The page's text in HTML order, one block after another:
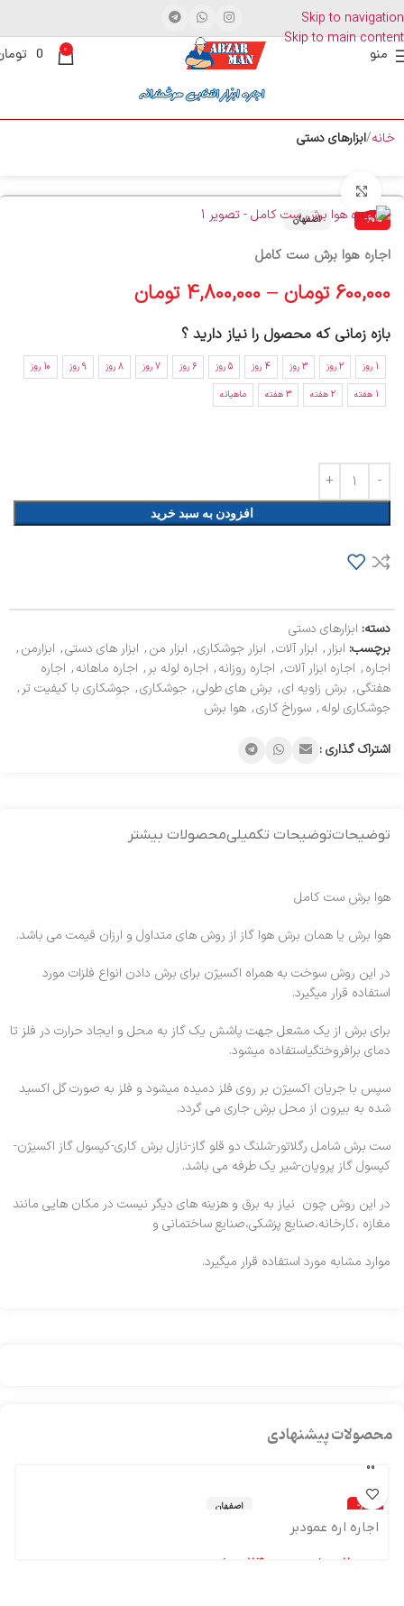
Skip to navigation
Skip to main content
منو 0
0
خانه ابزارهای دستی
-60% اصفهان
برای بزرگنمایی کلیک کنید
اجاره هوا برش ست کامل
600,000 تومان –
4,800,000 تومان
بازه زمانی که محصول را نیاز دارید ؟
1 روز 2 روز 3 روز 4 روز 5 روز 6 روز 7 روز 8 روز 9 روز 10 روز
1 هفته 2 هفته 3 هفته ماهیانه
افزودن به سبد خرید
دسته: ابزارهای دستی
برچسب: ابزار , ابزار آلات, ابزار جوشکاری, ابزار من, ابزار های دستی, ابزارمن,
اجاره, اجاره ابزار آلات, اجاره روزانه, اجاره لوله بر , اجاره ماهانه, اجاره
هفتگی, برش زاویه ای, برش های طولی, جوشکاری, جوشکاری با کیفیت تر ,
جوشکاری لوله, سوراخ کاری, هوا برش
اشتراک گذاری :
توضیحاتتوضیحات تکمیلیمحصولات بیشتر
هوا برش ست کامل
هوا برش یا همان برش هوا گاز از روش های متداول و ارزان قیمت می باشد.
در این روش سوخت به همراه اکسیژن برای برش دادن انواع فلزات مورد
استفاده قرار میگیرد.
برای برش از یک مشعل جهت پاشش یک گاز به محل و ایجاد حرارت در فلز تا
دمای برافروختگیاستفاده میشود.
سپس با جریان اکسیژن بر روی فلز دمیده میشود و فلز به صورت گل اکسید
شده به بیرون از محل برش جاری می گردد.
ست برش شامل رگلاتور-شلنگ دو قلو گاز-نازل برش کاری-کپسول گاز اکسیژن-
کپسول گاز پروپان-شیر یک طرفه می باشد.
در این روش چون نیاز به برق و هزینه های دیگر نیست در مکان هایی مانند
مغازه ،کارخانه،صنایع پزشکی،صنایع ساختمانی و
موارد مشابه مورد استفاده قرار میگیرد.
محصولات پیشنهادی
-60% اصفهان
اجاره اره عمودبر
200,000 تومان 2,400,000 تومان